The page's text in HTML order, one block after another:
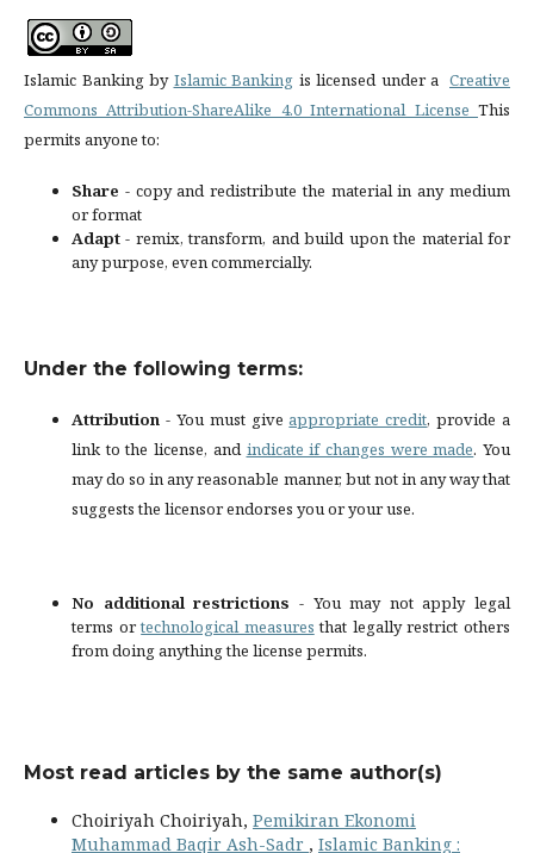
Islamic Banking by Islamic Banking is licensed under a Creative
Commons Attribution-ShareAlike 4.0 International License This
permits anyone to:
Share - copy and redistribute the material in any medium
or format
Adapt - remix, transform, and build upon the material for
any purpose, even commercially.
Under the following terms:
Attribution - You must give appropriate credit, provide a
link to the license, and indicate if changes were made. You
may do so in any reasonable manner, but not in any way that
suggests the licensor endorses you or your use.
No additional restrictions - You may not apply legal
terms ortechnological measures that legally restrict others
from doing anything the license permits.
Most read articles by the same author(s)
Choiriyah Choiriyah, Pemikiran Ekonomi
Muhammad Baqir Ash-Sadr , Islamic Banking :